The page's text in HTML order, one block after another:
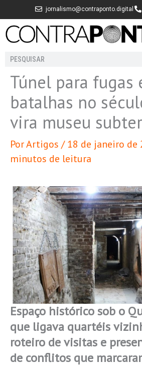
para
jornalismo@contraponto.digital
Pesquisar
Túnel para fugas
batalhas no
vira museu
PorArtigos /18 de janeiro de
minutos de leitura
Espaço histórico sob o
que ligava quartéis
roteiro de visitas e
de conflitos que